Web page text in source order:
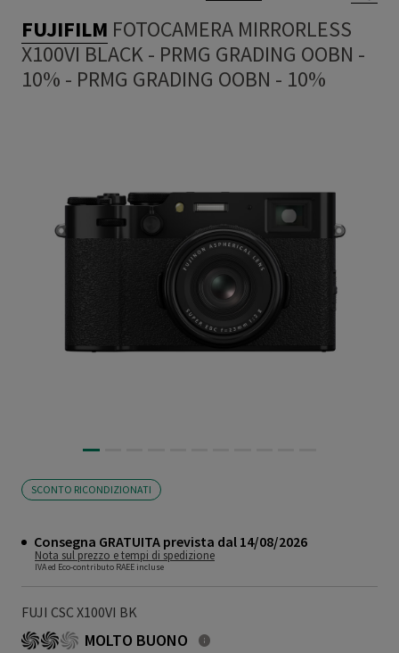
FUJIFILM FOTOCAMERA MIRRORLESS
X100VI BLACK - PRMG GRADING OOBN -
10% - PRMG GRADING OOBN - 10%
SCONTO RICONDIZIONATI
Consegna GRATUITA prevista dal 14/08/2026
Nota sul prezzo e tempi di spedizione
IVA ed Eco-contributo RAEE incluse
FUJI CSC X100VI BK
MOLTO BUONO